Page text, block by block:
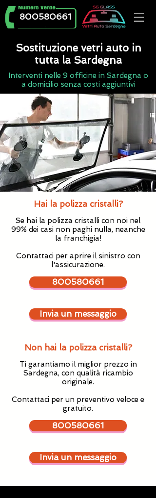
800580661
Sostituzione vetri auto in
tutta la Sardegna
Interventi nelle 9 officine in Sardegna o
a domicilio senza costi aggiuntivi
Hai la polizza cristalli?
Se hai la polizza cristalli con noi nel
99% dei casi non paghi nulla, neanche
la franchigia!
Contattaci per aprire il sinistro con
l'assicurazione.
800580661
Invia un messaggio
Non hai la polizza cristalli?
Ti garantiamo il miglior prezzo in
Sardegna, con qualità ricambio
originale.
Contattaci per un preventivo veloce e
gratuito.
800580661
Invia un messaggio